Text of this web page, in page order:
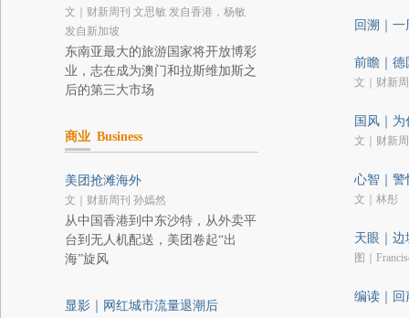
文｜财新周刊 文思敏 发自香港，杨敏
发自新加坡
东南亚最大的旅游国家将开放博彩
业，志在成为澳门和拉斯维加斯之
后的第三大市场
商业 Business
美团抢滩海外
文｜财新周刊 孙嫣然
从中国香港到中东沙特，从外卖平
台到无人机配送，美团卷起“出
海”旋风
显影｜网红城市流量退潮后
回溯｜一
前瞻｜德
文｜财新
国风｜为
文｜财新
心智｜警
文｜林彤
天眼｜边
图｜
编读｜回